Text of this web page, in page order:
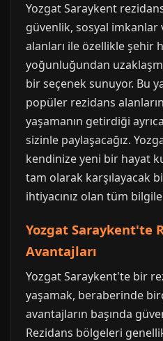
Yozgat Saraykent
güvenlik, sosyal
alanları ile özellikle şehir
yoğunluğundan
bir seçenek sunuyor. Bu
popüler rezidans
yaşamanın getirdiği
sizinle paylaşacağız.
kendinize yeni bir hayat
tam olarak karşılayacak
ihtiyacınız olan tüm
Yozgat Saraykent'te
Avantajları
Yozgat Saraykent'te bir
yaşamak, beraberinde
avantajların başında
Rezidans bölgeleri